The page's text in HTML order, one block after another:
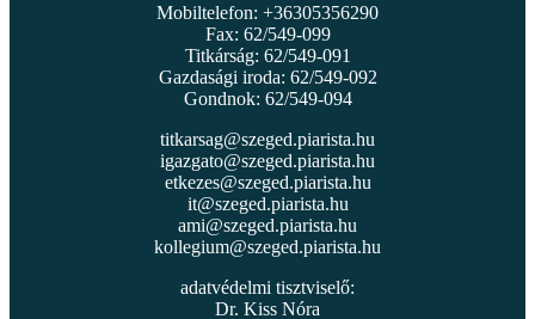
Mobiltelefon: +36305356290
Fax: 62/549-099
Titkárság: 62/549-091
Gazdasági iroda: 62/549-092
Gondnok: 62/549-094
titkarsag@szeged.piarista.hu
igazgato@szeged.piarista.hu
etkezes@szeged.piarista.hu
it@szeged.piarista.hu
ami@szeged.piarista.hu
kollegium@szeged.piarista.hu
adatvédelmi tisztviselő:
Dr. Kiss Nóra